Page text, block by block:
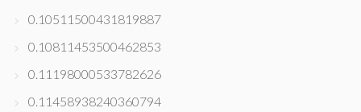
0.10511500431819887
0.10811453500462853
0.11198000533782626
0.11458938240360794